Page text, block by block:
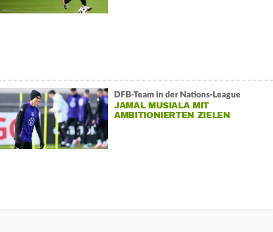
DFB-Team in der Nations-League
JAMAL MUSIALA MIT
AMBITIONIERTEN ZIELEN